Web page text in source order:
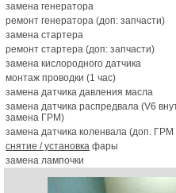
замена генератора
ремонт генератора (доп: запчасти)
замена стартера
ремонт стартера (доп: запчасти)
замена кислородного датчика
монтаж проводки (1 час)
замена датчика давления масла
замена датчика распредвала (V6
замена ГРМ)
замена датчика коленвала (доп. ГРМ
снятие / установка фары
замена лампочки